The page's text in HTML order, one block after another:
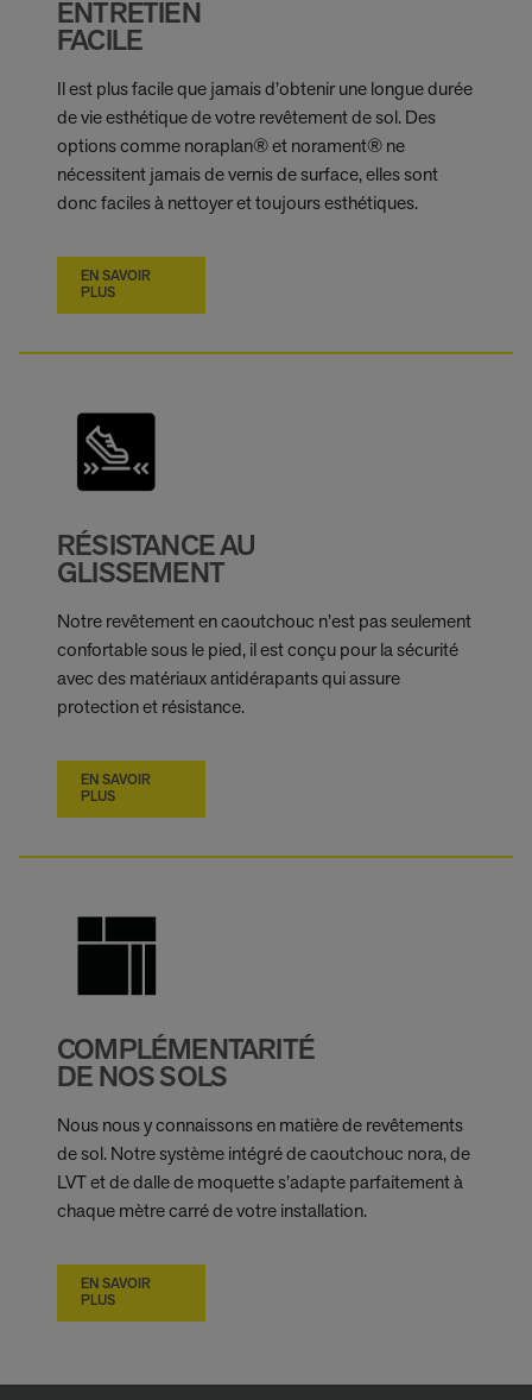
ENTRETIEN
FACILE
Il est plus facile que jamais d’obtenir une longue durée
de vie esthétique de votre revêtement de sol. Des
options comme noraplan® et norament® ne
nécessitent jamais de vernis de surface, elles sont
donc faciles à nettoyer et toujours esthétiques.
EN SAVOIR
PLUS
RÉSISTANCE AU
GLISSEMENT
Notre revêtement en caoutchouc n’est pas seulement
confortable sous le pied, il est conçu pour la sécurité
avec des matériaux antidérapants qui assure
protection et résistance.
EN SAVOIR
PLUS
COMPLÉMENTARITÉ
DE NOS SOLS
Nous nous y connaissons en matière de revêtements
de sol. Notre système intégré de caoutchouc nora, de
LVT et de dalle de moquette s’adapte parfaitement à
chaque mètre carré de votre installation.
EN SAVOIR
PLUS